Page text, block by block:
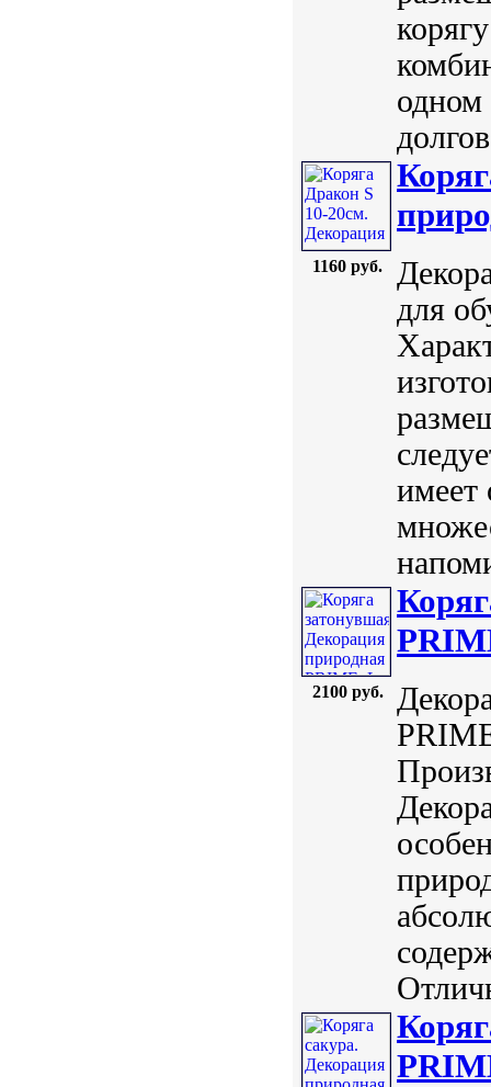
одном
1160 руб.
для
имеет
2100 руб.